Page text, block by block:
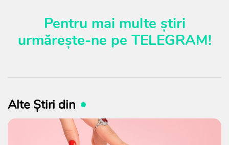
Pentru mai multe știri
urmărește-ne pe TELEGRAM!
Alte Știri din